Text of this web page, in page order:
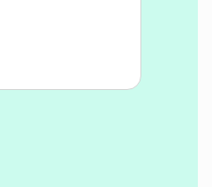
Vinden veel